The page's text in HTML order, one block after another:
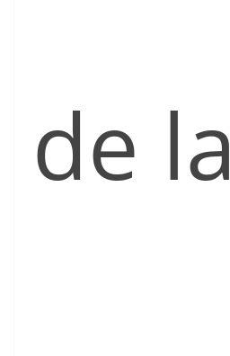
de la